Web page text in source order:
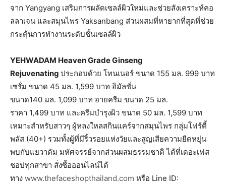
จาก Yangyang เสริมการผลัดเซลล์ผิวใหม่และช่วยสังเคราะห์คอ
ลลาเจน และสมุนไพร Yaksanbang ส่วนผสมที่หายากที่สุดที่ช่วย
กระตุ้นการทำงานระดับชั้นเซลล์ผิว
YEHWADAM Heaven Grade Ginseng
Rejuvenating ประกอบด้วย โทนเนอร์ ขนาด 155 มล. 999 บาท
เซรั่ม ขนาด 45 มล. 1,599 บาท อิมัลชั่น
ขนาด140 มล. 1,099 บาท อายครีม ขนาด 25 มล.
ราคา 1,499 บาท และครีมบำรุงผิว ขนาด 50 มล. 1,599 บาท
เหมาะสำหรับสาวๆ ผู้หลงใหลสกินแคร์จากสมุนไพร กลุ่มโฟร์ตี้
พลัส (40+) รวมทั้งผู้ที่มีริ้วรอยแห่งวัยและสูญเสียความยืดหยุ่น
พบกับแยวาดัม มหัศจรรย์จากส่วนผสมธรรมชาติ ได้ที่เดอะเฟส
ชอปทุกสาขา สั่งซื้อออนไลน์ได้
ทาง www.thefaceshopthailand.com หรือ Line ID: